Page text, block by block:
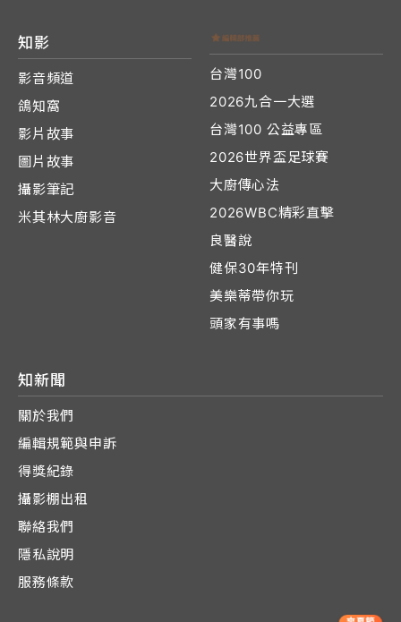
知影
影音頻道
鴿知窩
影片故事
圖片故事
攝影筆記
米其林大廚影音
台灣100
2026九合一大選
台灣100 公益專區
2026世界盃足球賽
大廚傳心法
2026WBC精彩直擊
良醫說
健保30年特刊
美樂蒂帶你玩
頭家有事嗎
知新聞
關於我們
編輯規範與申訴
得獎紀錄
攝影棚出租
聯絡我們
隱私說明
服務條款